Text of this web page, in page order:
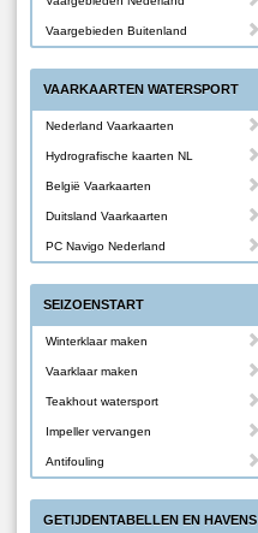
Vaargebieden Buitenland
VAARKAARTEN WATERSPORT
Nederland Vaarkaarten
Hydrografische kaarten NL
België Vaarkaarten
Duitsland Vaarkaarten
PC Navigo Nederland
SEIZOENSTART
Winterklaar maken
Vaarklaar maken
Teakhout watersport
Impeller vervangen
Antifouling
GETIJDENTABELLEN EN HAVENS